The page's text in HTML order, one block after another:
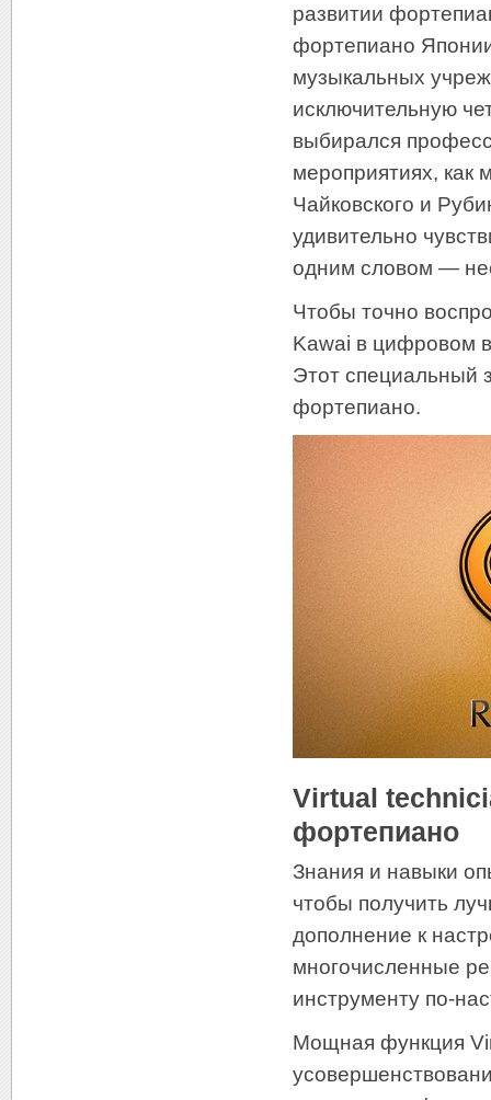
развитии
фортепиано
музыкальных
исключительную
выбирался
мероприятиях,
Чайковского и
удивительно
одним словом —
Чтобы точно
Kawai в цифровом
Этот специальный
фортепиано.
Virtual
фортепиано
Знания и навыки
чтобы получить
дополнение к
многочисленные
инструменту по-
Мощная функция